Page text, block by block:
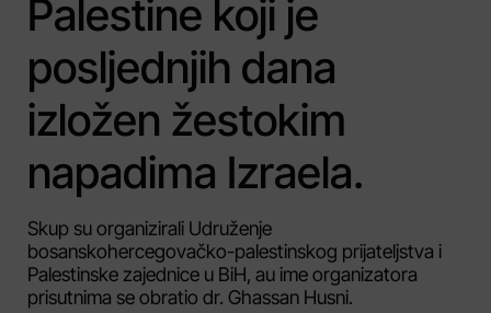
Palestine koji je
posljednjih dana
izložen žestokim
napadima Izraela.
Skup su organizirali Udruženje
bosanskohercegovačko-palestinskog prijateljstva i
Palestinske zajednice u BiH, au ime organizatora
prisutnima se obratio dr. Ghassan Husni.